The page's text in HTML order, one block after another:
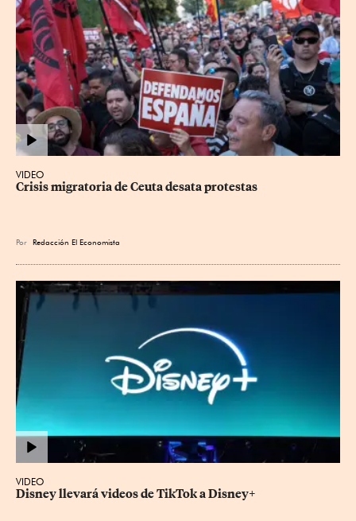
VIDEO
Crisis migratoria de Ceuta desata protestas
Por Redacción El Economista
VIDEO
Disney llevará videos de TikTok a Disney+